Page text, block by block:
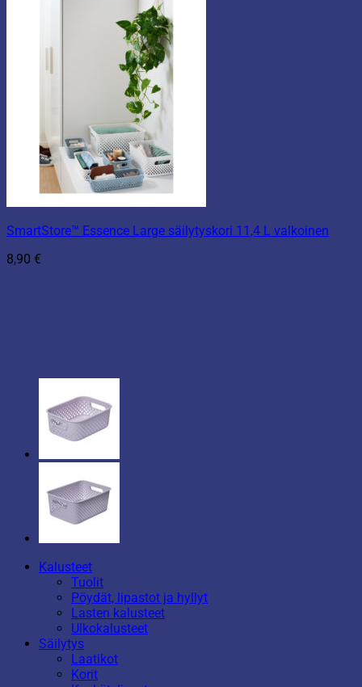
SmartStore™ Essence Large säilytyskori 11,4 L valkoinen
8,90 €
Kalusteet
Tuolit
Pöydät, lipastot ja hyllyt
Lasten kalusteet
Ulkokalusteet
Säilytys
Laatikot
Korit